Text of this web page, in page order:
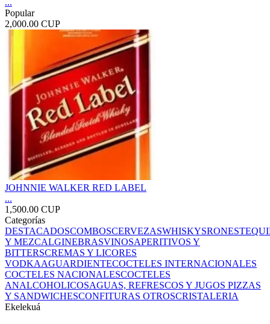
...
Popular
2,000.00 CUP
JOHNNIE WALKER RED LABEL
...
1,500.00 CUP
Categorías
DESTACADOSCOMBOSCERVEZASWHISKYSRONES
Y MEZCALGINEBRASVINOSAPERITIVOS Y
BITTERSCREMAS Y LICORES
VODKAAGUARDIENTECOCTELES INTERNACIONALES
COCTELES NACIONALESCOCTELES
ANALCOHOLICOSAGUAS, REFRESCOS Y JUGOS PIZZAS
Y SANDWICHESCONFITURAS OTROSCRISTALERIA
Ekelekuá